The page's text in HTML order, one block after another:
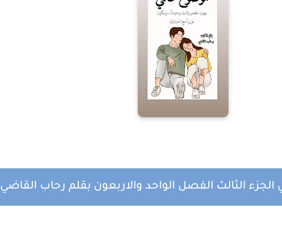
الجزء الثالث الفصل الواحد والاربعون بقلم رحاب القاضي